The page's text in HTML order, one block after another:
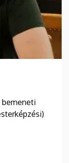
bemeneti